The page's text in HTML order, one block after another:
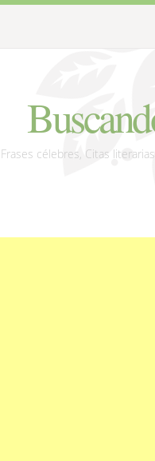
Frases célebres, Citas